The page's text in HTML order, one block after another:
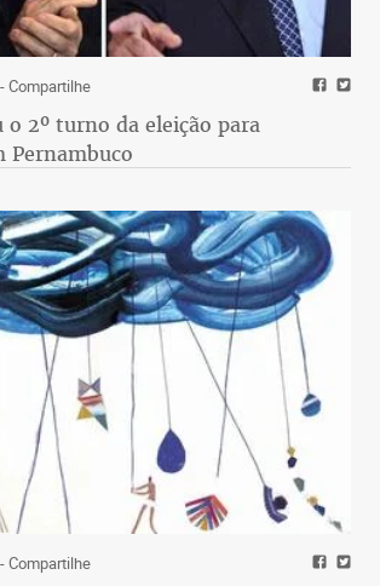
- Compartilhe
o 2º turno da eleição para
Pernambuco
- Compartilhe